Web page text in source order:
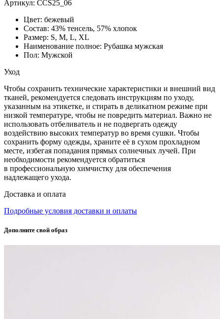
Артикул: CCS25_06
Цвет: бежевый
Состав: 43% тенсель, 57% хлопок
Размер: S, M, L, XL
Наименование полное: Рубашка мужская
Пол: Мужской
Уход
Чтобы сохранить технические характеристики и внешний вид
тканей, рекомендуется следовать инструкциям по уходу,
указанным на этикетке, и стирать в деликатном режиме при
низкой температуре, чтобы не повредить материал. Важно не
использовать отбеливатель и не подвергать одежду
воздействию высоких температур во время сушки. Чтобы
сохранить форму одежды, храните её в сухом прохладном
месте, избегая попадания прямых солнечных лучей. При
необходимости рекомендуется обратиться
в профессиональную химчистку для обеспечения
надлежащего ухода.
Доставка и оплата
Подробные условия доставки и оплаты
Дополните свой образ